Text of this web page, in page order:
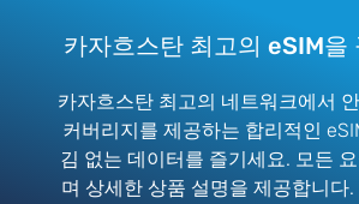
카자흐스탄 최고의 eSIM을
카자흐스탄 최고의 네트워크에서
커버리지를 제공하는 합리적인
김 없는 데이터를 즐기세요. 모든 요
며 상세한 상품 설명을 제공합니다